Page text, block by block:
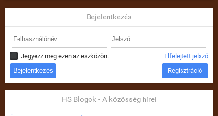
Bejelentkezés
Jegyezz meg ezen az eszközön. Elfelejtett jelszó
Regisztráció
HS Blogok - A közösség hírei